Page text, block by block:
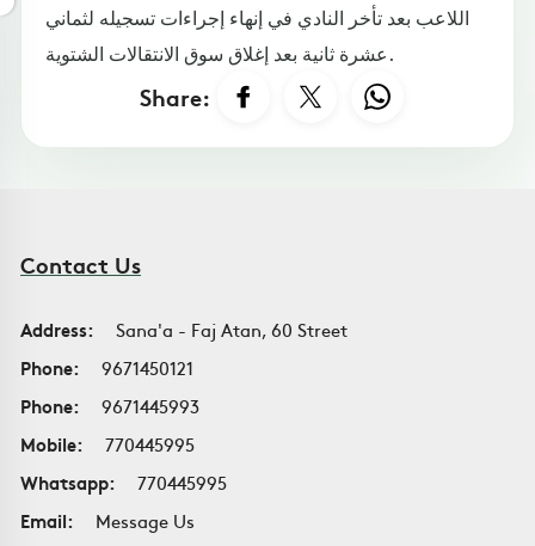
اللاعب بعد تأخر النادي في إنهاء إجراءات تسجيله لثماني
عشرة ثانية بعد إغلاق سوق الانتقالات الشتوية.
Share:
Contact Us
Address:
Sana'a - Faj Atan, 60 Street
Phone:
9671450121
Phone:
9671445993
Mobile:
770445995
Whatsapp:
770445995
Email:
Message Us